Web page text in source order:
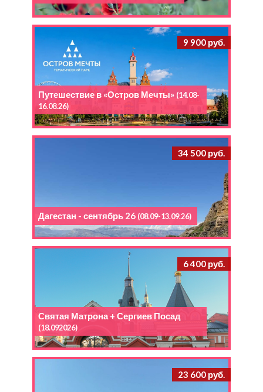
9 900 руб.
Путешествие в «Остров Мечты» (14.08-
16.08.26)
34 500 руб.
Дагестан - сентябрь 26 (08.09-13.09.26)
6 400 руб.
Святая Матрона + Сергиев Посад
(18.092026)
23 600 руб.